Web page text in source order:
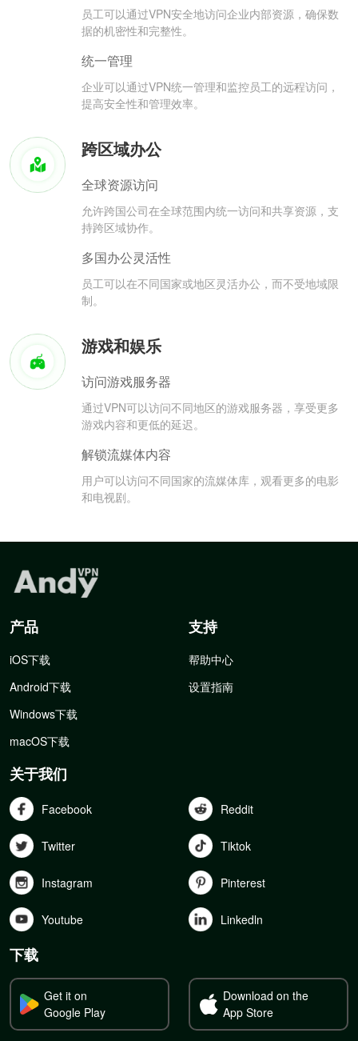
员工可以通过VPN安全地访问企业内部资源，确保数
据的机密性和完整性。
统一管理
企业可以通过VPN统一管理和监控员工的远程访问，
提高安全性和管理效率。
跨区域办公
全球资源访问
允许跨国公司在全球范围内统一访问和共享资源，支
持跨区域协作。
多国办公灵活性
员工可以在不同国家或地区灵活办公，而不受地域限
制。
游戏和娱乐
访问游戏服务器
通过VPN可以访问不同地区的游戏服务器，享受更多
游戏内容和更低的延迟。
解锁流媒体内容
用户可以访问不同国家的流媒体库，观看更多的电影
和电视剧。
产品
iOS下载
Android下载
Windows下载
macOS下载
支持
帮助中心
设置指南
关于我们
Facebook Reddit
Twitter Tiktok
Instagram Pinterest
Youtube Linkedln
下载
Get it on
Google Play
Download on the
App Store